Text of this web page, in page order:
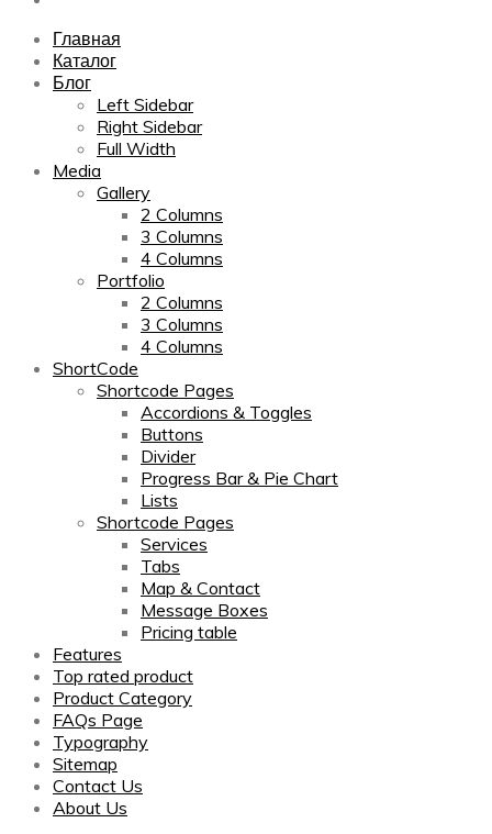
Главная
Каталог
Блог
Left Sidebar
Right Sidebar
Full Width
Media
Gallery
2 Columns
3 Columns
4 Columns
Portfolio
2 Columns
3 Columns
4 Columns
ShortCode
Shortcode Pages
Accordions & Toggles
Buttons
Divider
Progress Bar & Pie Chart
Lists
Shortcode Pages
Services
Tabs
Map & Contact
Message Boxes
Pricing table
Features
Top rated product
Product Category
FAQs Page
Typography
Sitemap
Contact Us
About Us